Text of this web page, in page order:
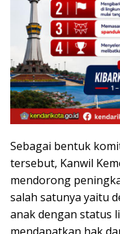
Sebagai bentuk
tersebut, Kanwil
mendorong
salah satunya yaitu
anak dengan status